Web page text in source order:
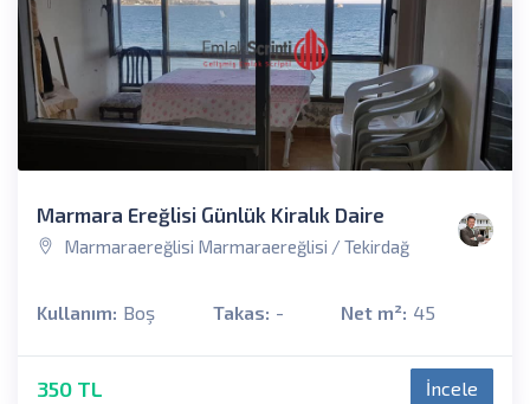
Marmara Ereğlisi Günlük Kiralık Daire
Marmaraereğlisi Marmaraereğlisi / Tekirdağ
Kullanım: Boş Takas: - Net m²: 45
350 TL İncele